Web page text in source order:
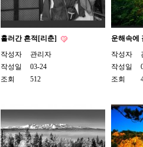
흘러간 흔적[리춘]
작성자
관리자
작성일
03-24
조회
512
운해속에
작성자
작성일
조회